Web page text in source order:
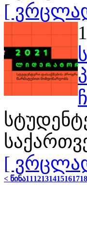
[
[
< წინა1112131415161718